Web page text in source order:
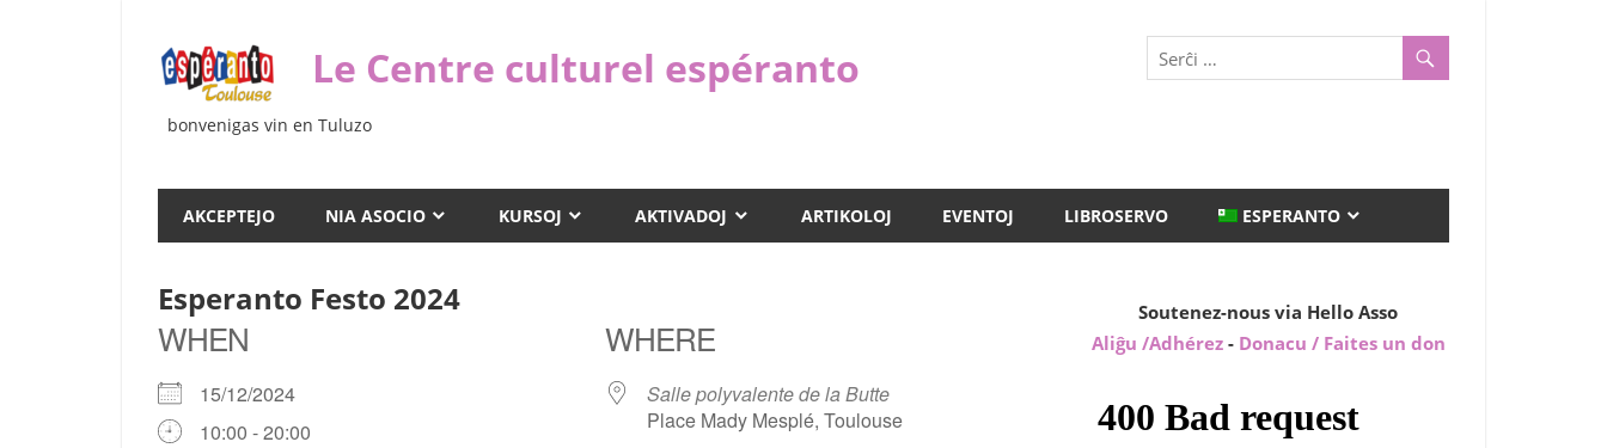
enhavo
Le Centre culturel espéranto
bonvenigas vin en Tuluzo
AKCEPTEJO NIA ASOCIO KURSOJ AKTIVADOJ ARTIKOLOJ EVENTOJ LIBROSERVO ESPERANTO
Esperanto Festo 2024
WHEN
15/12/2024
10:00 - 20:00
WHERE
Salle polyvalente de la Butte
Place Mady Mesplé, Toulouse
Soutenez-nous via Hello Asso
Aliĝu /Adhérez - Donacu / Faites un don